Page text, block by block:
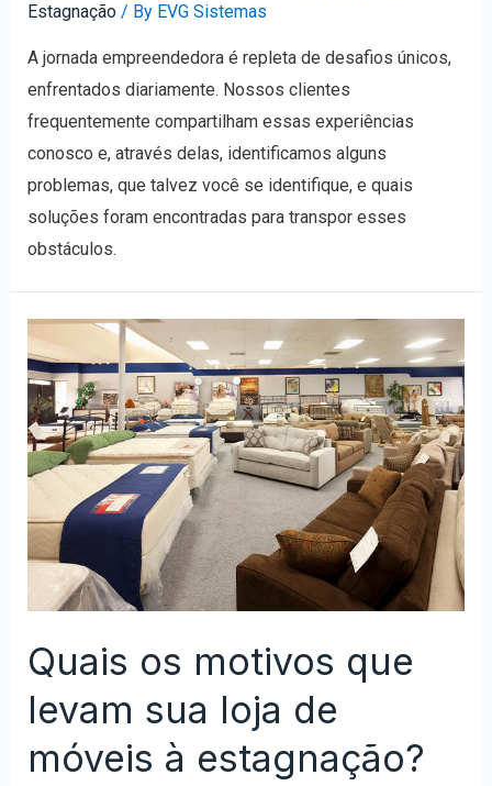
Estagnação/ By EVG Sistemas
A jornada empreendedora é repleta de desafios únicos,
enfrentados diariamente. Nossos clientes
frequentemente compartilham essas experiências
conosco e, através delas, identificamos alguns
problemas, que talvez você se identifique, e quais
soluções foram encontradas para transpor esses
obstáculos.
Quais os motivos que
levam sua loja de
móveis à estagnação?